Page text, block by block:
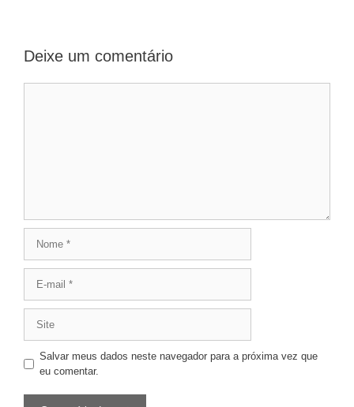
Deixe um comentário
Salvar meus dados neste navegador para a próxima vez que
eu comentar.